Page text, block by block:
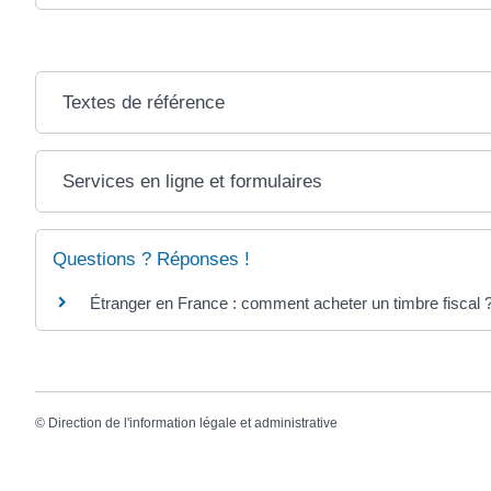
Textes de référence
Services en ligne et formulaires
Questions ? Réponses !
Étranger en France : comment acheter un timbre fiscal
© Direction de l'information légale et administrative